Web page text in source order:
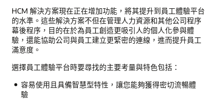
HCM 解決方案現在正在增加功能，將其提升到員工體驗平台
的水準。這些解決方案不但在管理人力資源和其他公司程序
幕後程序，目的在於為員工創造更吸引人的個人化參與體
驗，還能協助公司與員工建立更緊密的連線，進而提升員工
滿意度。
選擇員工體驗平台時要尋找的主要考量與特色包括：
容易使用且具備智慧型特性，讓您能夠獲得密切流暢體
驗